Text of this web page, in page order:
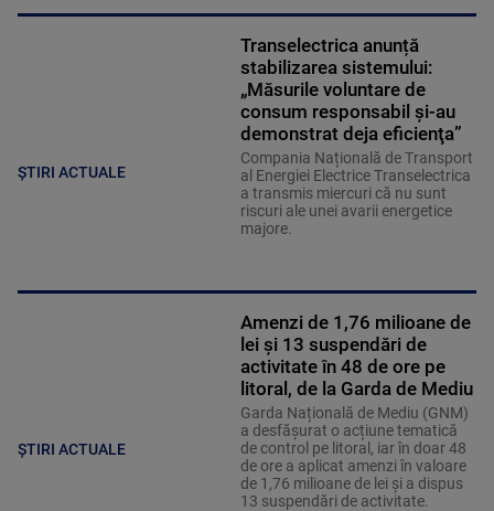
ȘTIRI ACTUALE
Transelectrica anunță
stabilizarea sistemului:
„Măsurile voluntare de
consum responsabil şi-au
demonstrat deja eficienţa”
Compania Națională de Transport
al Energiei Electrice Transelectrica
a transmis miercuri că nu sunt
riscuri ale unei avarii energetice
majore.
ȘTIRI ACTUALE
Amenzi de 1,76 milioane de
lei și 13 suspendări de
activitate în 48 de ore pe
litoral, de la Garda de Mediu
Garda Națională de Mediu (GNM)
a desfășurat o acțiune tematică
de control pe litoral, iar în doar 48
de ore a aplicat amenzi în valoare
de 1,76 milioane de lei și a dispus
13 suspendări de activitate.